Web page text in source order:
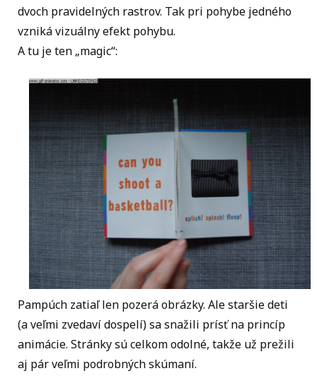
dvoch pravidelných rastrov. Tak pri pohybe jedného
vzniká vizuálny efekt pohybu.
A tu je ten „magic“:
Pampúch zatiaľ len pozerá obrázky. Ale staršie deti
(a veľmi zvedaví dospelí) sa snažili prísť na princíp
animácie. Stránky sú celkom odolné, takže už prežili
aj pár veľmi podrobných skúmaní.